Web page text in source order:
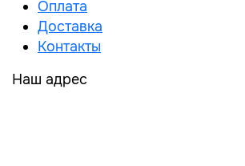
Оплата
Доставка
Контакты
Наш адрес